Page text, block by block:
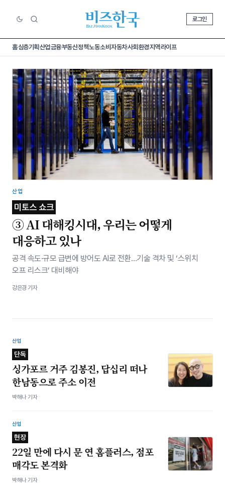
로그인
홈심층기획산업금융부동산정책노동소비 자동차사회환경지역라이프
산업
미토스 쇼크
③ AI 대해킹시대, 우리는 어떻게
대응하고 있나
공격 속도·규모 급변에 방어도 AI로 전환…기술 격차 및 ‘스위치
오프 리스크’ 대비해야
강은경 기자
산업
단독
싱가포르 거주 김봉진, 답십리 떠나
한남동으로 주소 이전
박해나 기자
산업
현장
22일 만에 다시 문 연 홈플러스, 점포
매각도 본격화
박해나 기자